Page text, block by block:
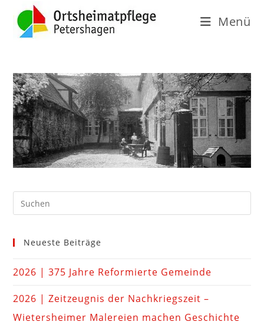
Menü
Neueste Beiträge
2026 | 375 Jahre Reformierte Gemeinde
2026 | Zeitzeugnis der Nachkriegszeit –
Wietersheimer Malereien machen Geschichte